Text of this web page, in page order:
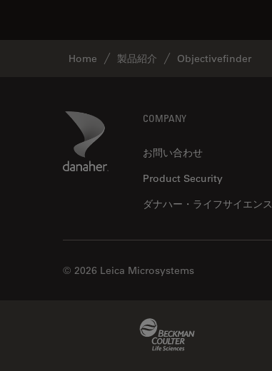
Home 製品紹介 Objectivefinder
Danaher Logo COMPANY
お問い合わせ
Product Security
ダナハー・ライフサイエンス
© 2026 Leica Microsystems